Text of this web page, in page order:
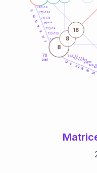
70
anni
63,5-
66-67,5
67,5-68,5
68,5-69
71-72,5
72,5-73,5
73,5-74
76-77,5
77,5-78,5
78,5-79
22
10
15
20
5
13
7
17
8
9
19
10
11
8
8
18
65anni
75anni